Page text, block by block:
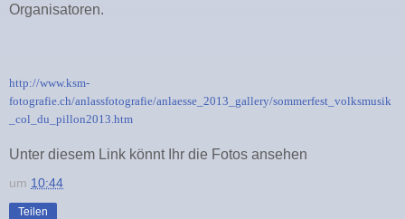
Organisatoren.
http://www.ksm-
fotografie.ch/anlassfotografie/anlaesse_2013_gallery/sommerfest_volksmusik
_col_du_pillon2013.htm
Unter diesem Link könnt Ihr die Fotos ansehen
um 10:44
Teilen